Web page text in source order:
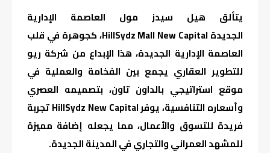
يتألق هيل سيدز مول العاصمة الإدارية
الجديدة HillSydz Mall New Capital، كجوهرة في قلب
العاصمة الإدارية الجديدة، هذا الإبداع من شركة ريو
للتطوير العقاري يجمع بين الفخامة والعملية في
موقع استراتيجي بالداون تاون، بتصميمه العصري
وأسعاره التنافسية، يوفر HillSydz New Capital تجربة
فريدة للتسوق والأعمال، مما يجعله إضافة مميزة
للمشهد العمراني والتجاري في المدينة الجديدة.